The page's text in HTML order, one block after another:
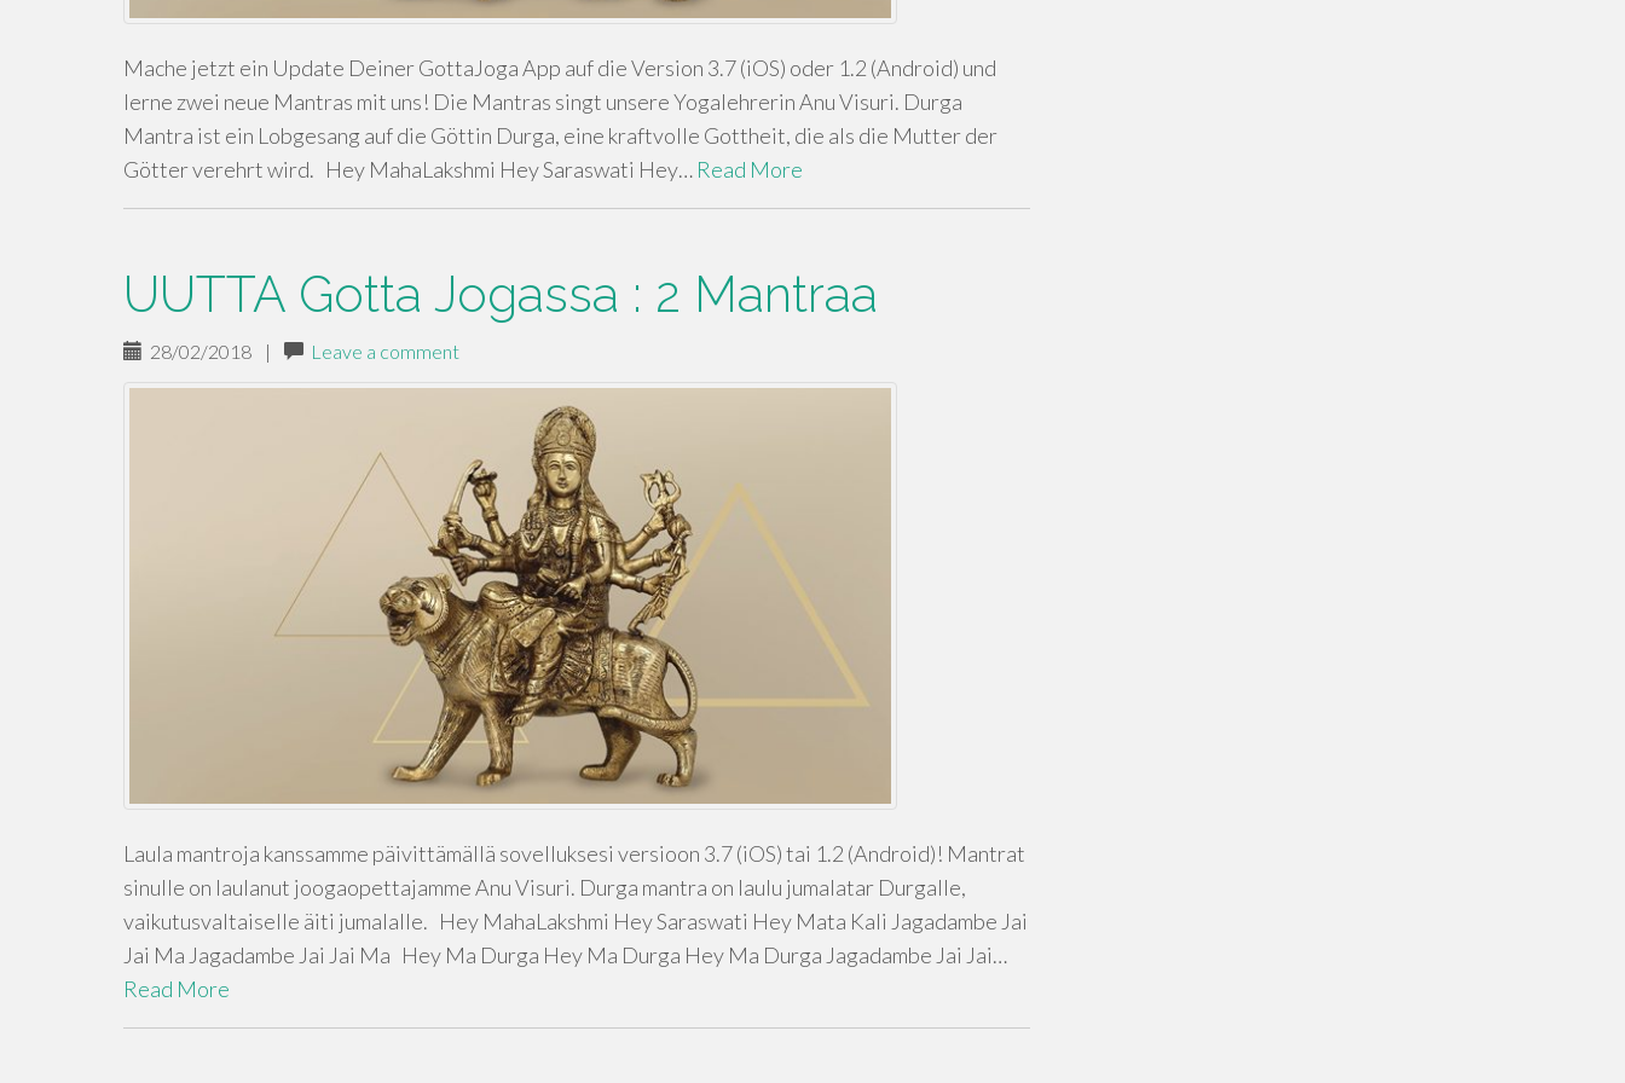
Mache jetzt ein Update Deiner GottaJoga App auf die Version 3.7 (iOS) oder 1.2 (Android) und
lerne zwei neue Mantras mit uns! Die Mantras singt unsere Yogalehrerin Anu Visuri. Durga
Mantra ist ein Lobgesang auf die Göttin Durga, eine kraftvolle Gottheit, die als die Mutter der
Götter verehrt wird. Hey MahaLakshmi Hey Saraswati Hey… Read More
UUTTA Gotta Jogassa : 2 Mantraa
28/02/2018 | Leave a comment
Laula mantroja kanssamme päivittämällä sovelluksesi versioon 3.7 (iOS) tai 1.2 (Android)! Mantrat
sinulle on laulanut joogaopettajamme Anu Visuri. Durga mantra on laulu jumalatar Durgalle,
vaikutusvaltaiselle äiti jumalalle. Hey MahaLakshmi Hey Saraswati Hey Mata Kali Jagadambe Jai
Jai Ma Jagadambe Jai Jai Ma Hey Ma Durga Hey Ma Durga Hey Ma Durga Jagadambe Jai Jai…
Read More